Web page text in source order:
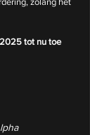
tot nu toe